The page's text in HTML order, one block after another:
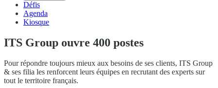
Défis
Agenda
Kiosque
ITS Group ouvre 400 postes
Pour répondre toujours mieux aux besoins de ses clients, ITS Group
& ses filia les renforcent leurs équipes en recrutant des experts sur
tout le territoire français.